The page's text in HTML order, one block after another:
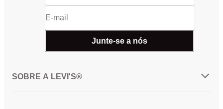
Junte-se a nós
SOBRE A LEVI'S®